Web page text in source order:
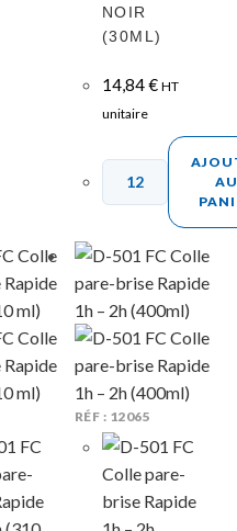
NOIR
(30ML)
14,84€ HT
unitaire
AU
RÉF : 12065